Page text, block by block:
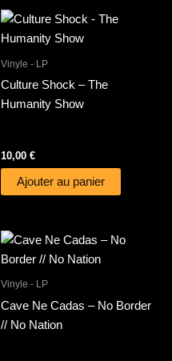
Vinyle - LP
Culture Shock – The
Humanity Show
10,00 €
Ajouter au panier
Vinyle - LP
Cave Ne Cadas – No Border
// No Nation